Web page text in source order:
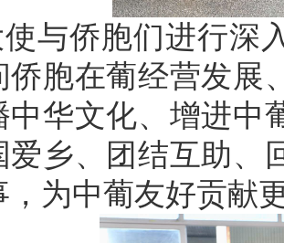
与侨胞们进行深
侨胞在葡经营发展
中华文化、增进中
爱乡、团结互助、
，为中葡友好贡献